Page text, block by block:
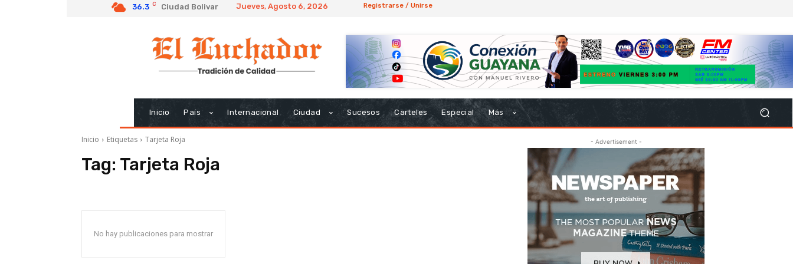
36.3 C Ciudad Bolivar Jueves, Agosto 6, 2026 Registrarse / Unirse
Inicio País Internacional Ciudad Sucesos Carteles Especial Más
Inicio Etiquetas Tarjeta Roja
Tag: Tarjeta Roja
No hay publicaciones para mostrar
- Advertisement -